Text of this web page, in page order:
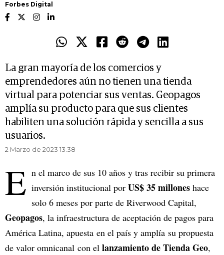
Forbes Digital
La gran mayoría de los comercios y
emprendedores aún no tienen una tienda
virtual para potenciar sus ventas. Geopagos
amplía su producto para que sus clientes
habiliten una solución rápida y sencilla a sus
usuarios.
2 Marzo de 2023 13.38
E n el marco de sus 10 años y tras recibir su primera
inversión institucional por US$ 35 millones hace
solo 6 meses por parte de Riverwood Capital,
Geopagos, la infraestructura de aceptación de pagos para
América Latina, apuesta en el país y amplía su propuesta
de valor omnicanal con el lanzamiento de Tienda Geo,